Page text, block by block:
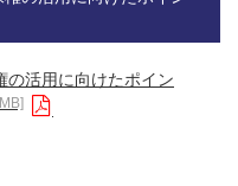
の活用に向けたポイン